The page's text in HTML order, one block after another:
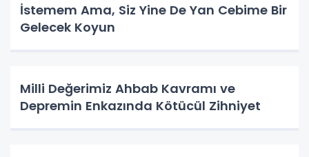
İstemem Ama, Siz Yine De Yan Cebime Bir
Gelecek Koyun
Milli Değerimiz Ahbab Kavramı ve
Depremin Enkazında Kötücül Zihniyet